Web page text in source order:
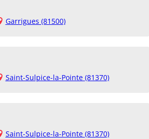
Garrigues (81500)
Saint-Sulpice-la-Pointe (81370)
Saint-Sulpice-la-Pointe (81370)